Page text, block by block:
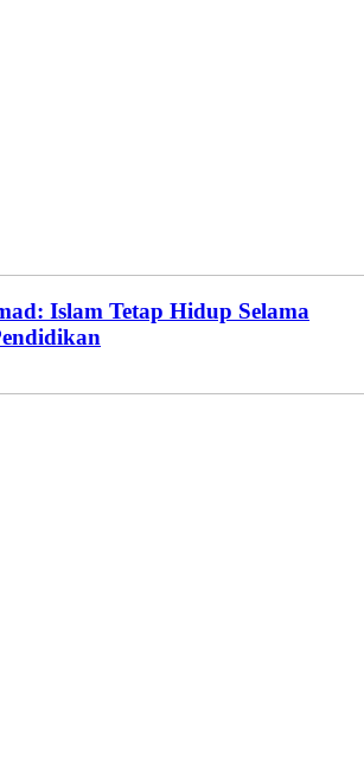
Islam Tetap Hidup Selama